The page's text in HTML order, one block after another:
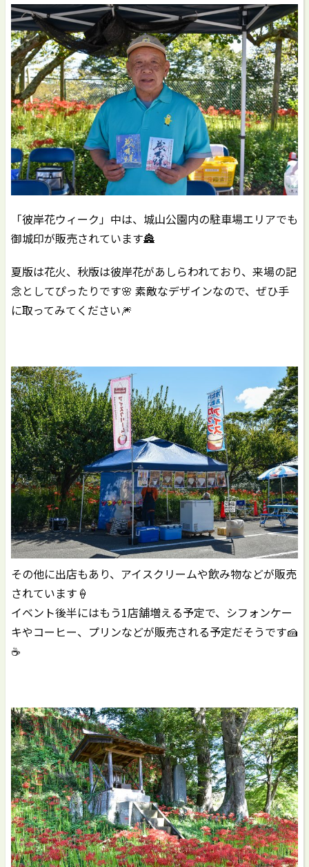
「彼岸花ウィーク」中は、城山公園内の駐車場エリアでも
御城印が販売されています🏯
夏版は花火、秋版は彼岸花があしらわれており、来場の記
念としてぴったりです🌸 素敵なデザインなので、ぜひ手
に取ってみてください🎆
その他に出店もあり、アイスクリームや飲み物などが販売
されています🍦
イベント後半にはもう1店舗増える予定で、シフォンケー
キやコーヒー、プリンなどが販売される予定だそうです🍰
☕